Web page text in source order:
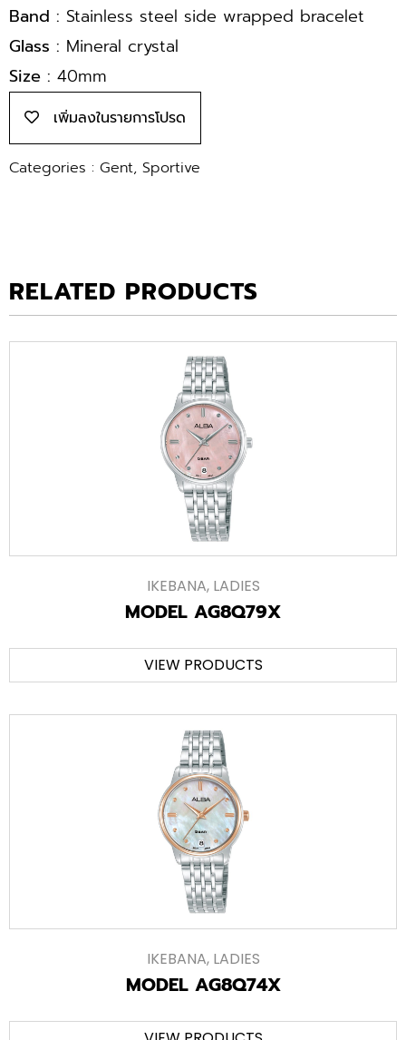
Band : Stainless steel side wrapped bracelet
Glass : Mineral crystal
Size : 40mm
เพิ่มลงในรายการโปรด
Categories : Gent, Sportive
RELATED PRODUCTS
IKEBANA, LADIES
MODEL AG8Q79X
VIEW PRODUCTS
IKEBANA, LADIES
MODEL AG8Q74X